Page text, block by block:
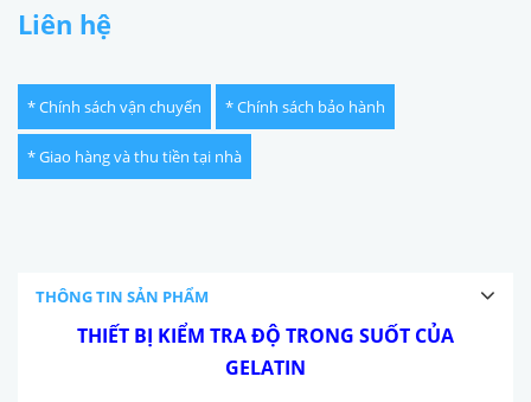
Liên hệ
* Chính sách vận chuyển * Chính sách bảo hành
* Giao hàng và thu tiền tại nhà
THÔNG TIN SẢN PHẨM
THIẾT BỊ KIỂM TRA ĐỘ TRONG SUỐT CỦA
GELATIN